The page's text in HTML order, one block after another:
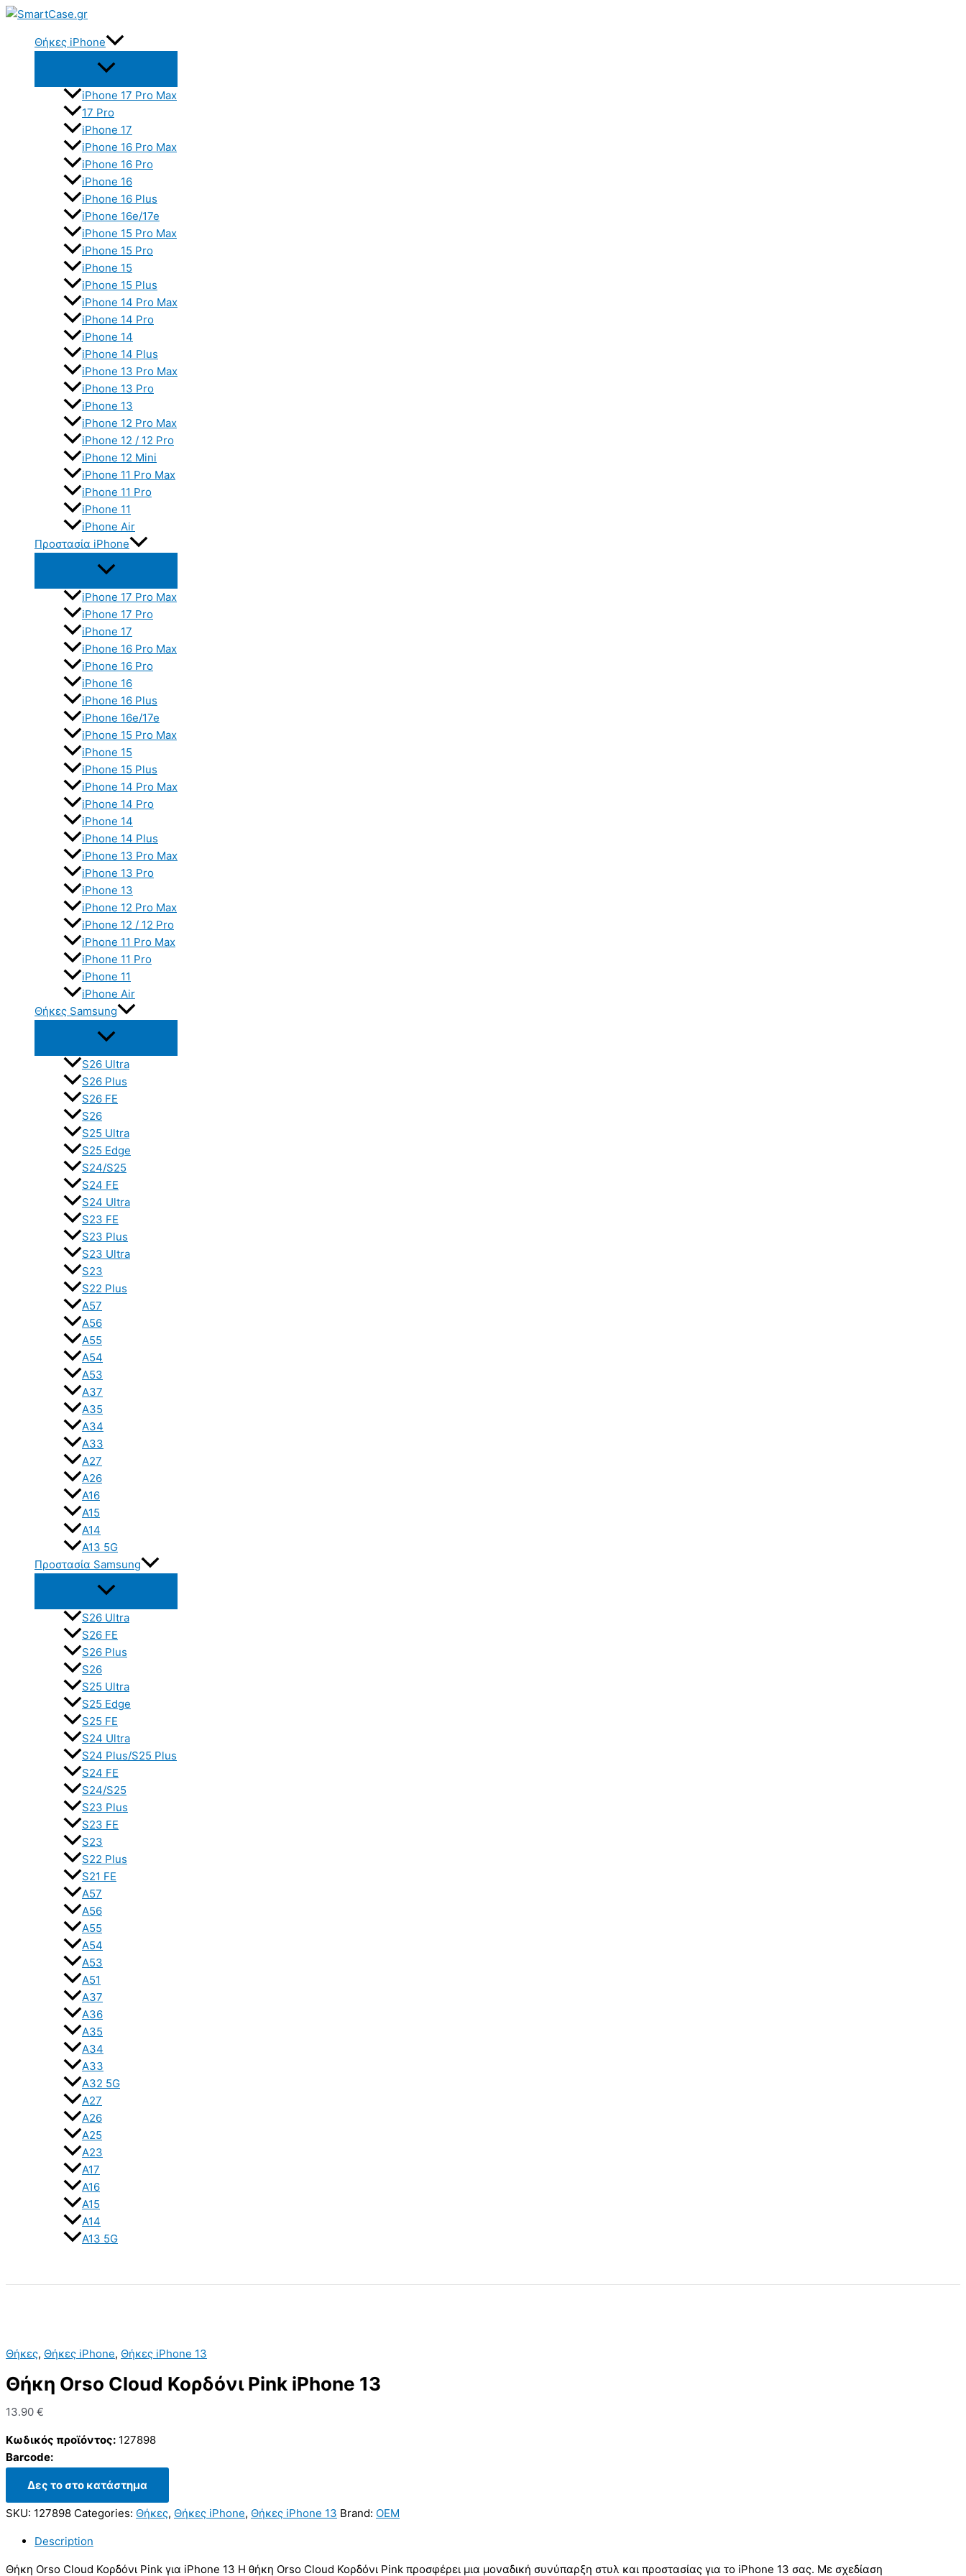
Skip
contentΘήκες iPhone
iPhone 17 Pro Max
17 Pro
iPhone 17
iPhone 16 Pro Max
iPhone 16 Pro
iPhone 16
iPhone 16 Plus
iPhone 16e/17e
iPhone 15 Pro Max
iPhone 15 Pro
iPhone 15
iPhone 15 Plus
iPhone 14 Pro Max
iPhone 14 Pro
iPhone 14
iPhone 14 Plus
iPhone 13 Pro Max
iPhone 13 Pro
iPhone 13
iPhone 12 Pro Max
iPhone 12 / 12 Pro
iPhone 12 Mini
iPhone 11 Pro Max
iPhone 11 Pro
iPhone 11
iPhone Air
Προστασία iPhone
iPhone 17 Pro Max
iPhone 17 Pro
iPhone 17
iPhone 16 Pro Max
iPhone 16 Pro
iPhone 16
iPhone 16 Plus
iPhone 16e/17e
iPhone 15 Pro Max
iPhone 15
iPhone 15 Plus
iPhone 14 Pro Max
iPhone 14 Pro
iPhone 14
iPhone 14 Plus
iPhone 13 Pro Max
iPhone 13 Pro
iPhone 13
iPhone 12 Pro Max
iPhone 12 / 12 Pro
iPhone 11 Pro Max
iPhone 11 Pro
iPhone 11
iPhone Air
Θήκες Samsung
S26 Ultra
S26 Plus
S26 FE
S26
S25 Ultra
S25 Edge
S24/S25
S24 FE
S24 Ultra
S23 FE
S23 Plus
S23 Ultra
S23
S22 Plus
A57
A56
A55
A54
A53
A37
A35
A34
A33
A27
A26
A16
A15
A14
A13 5G
Προστασία Samsung
S26 Ultra
S26 FE
S26 Plus
S26
S25 Ultra
S25 Edge
S25 FE
S24 Ultra
S24 Plus/S25 Plus
S24 FE
S24/S25
S23 Plus
S23 FE
S23
S22 Plus
S21 FE
A57
A56
A55
A54
A53
A51
A37
A36
A35
A34
A33
A32 5G
A27
A26
A25
A23
A17
A16
A15
A14
A13 5G
Θήκες, Θήκες iPhone, Θήκες iPhone 13
Θήκη Orso Cloud Κορδόνι Pink iPhone 13
13.90 €
Κωδικός προϊόντος: 127898
Barcode:
Δες το στο κατάστημα
SKU: 127898 Categories: Θήκες, Θήκες iPhone, Θήκες iPhone 13 Brand: OEM
Description
Θήκη Orso Cloud Κορδόνι Pink για iPhone 13 Η θήκη Orso Cloud Κορδόνι Pink προσφέρει μια μοναδική συνύπαρξη στυλ και προστασίας για το iPhone 13 σας. Με σχεδίαση